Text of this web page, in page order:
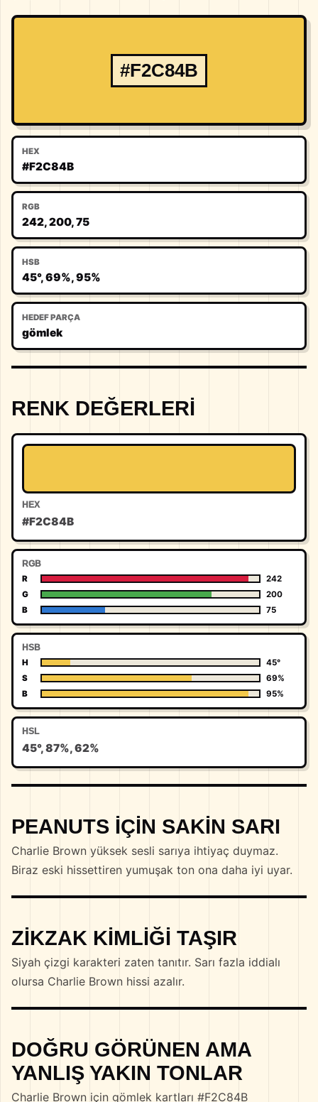
#F2C84B
HEX
#F2C84B
RGB
242, 200, 75
HSB
45°, 69%, 95%
HEDEF PARÇA
gömlek
RENK DEĞERLERI
HEX
#F2C84B
RGB
R
242
G
200
B
75
HSB
H
45°
S
69%
B
95%
HSL
45°, 87%, 62%
PEANUTS IÇIN SAKIN SARI
Charlie Brown yüksek sesli sarıya ihtiyaç duymaz.
Biraz eski hissettiren yumuşak ton ona daha iyi uyar.
ZIKZAK KIMLIĞI TAŞIR
Siyah çizgi karakteri zaten tanıtır. Sarı fazla iddialı
olursa Charlie Brown hissi azalır.
DOĞRU GÖRÜNEN AMA
YANLIŞ YAKIN TONLAR
Charlie Brown için gömlek kartları #F2C84B